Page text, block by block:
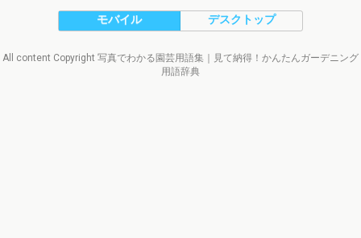
モバイル デスクトップ
All content Copyright 写真でわかる園芸用語集｜見て納得！かんたんガーデニング
用語辞典